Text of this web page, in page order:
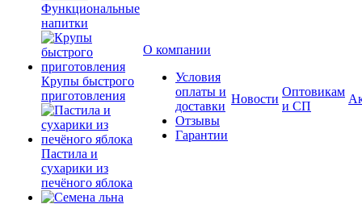
Функциональные
напитки
Крупы быстрого
приготовления
Пастила и
сухарики из
печёного яблока
О компании
Условия
оплаты и
доставки
Отзывы
Гарантии
Новости
Оптовикам
и СП